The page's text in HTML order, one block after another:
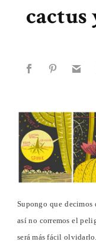
Supongo que decimos
así no corremos el
será más fácil olvidarlo.